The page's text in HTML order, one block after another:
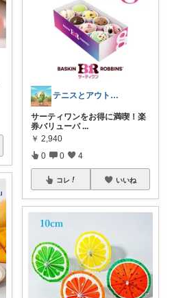
テニスとアウトドアを愛するYOSSY
​サーティワンをお得に満喫！楽
券バリューパ ...
￥ 2,940
0 0 4
コレ いいね